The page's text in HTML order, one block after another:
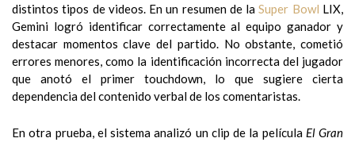
distintos tipos de videos. En un resumen de laSuper Bowl LIX,
Gemini logró identificar correctamente al equipo ganador y
destacar momentos clave del partido. No obstante, cometió
errores menores, como la identificación incorrecta del jugador
que anotó el primer touchdown, lo que sugiere cierta
dependencia del contenido verbal de los comentaristas.
En otra prueba, el sistema analizó un clip de la película El Gran